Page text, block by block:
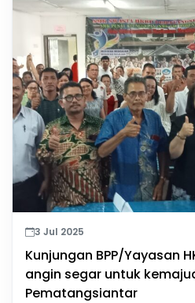
3 Jul 2025
Kunjungan BPP/Yayasan
angin segar untuk
Pematangsiantar